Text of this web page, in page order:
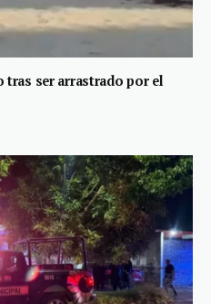
ser arrastrado por el